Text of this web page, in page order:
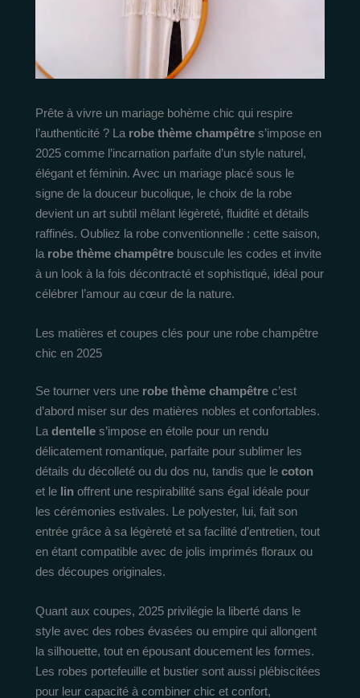
Prête à vivre un mariage bohème chic qui respire
l’authenticité ? La robe thème champêtre s’impose en
2025 comme l’incarnation parfaite d’un style naturel,
élégant et féminin. Avec un mariage placé sous le
signe de la douceur bucolique, le choix de la robe
devient un art subtil mêlant légèreté, fluidité et détails
raffinés. Oubliez la robe conventionnelle : cette saison,
la robe thème champêtre bouscule les codes et invite
à un look à la fois décontracté et sophistiqué, idéal pour
célébrer l’amour au cœur de la nature.
Les matières et coupes clés pour une robe champêtre
chic en 2025
Se tourner vers une robe thème champêtre c’est
d’abord miser sur des matières nobles et confortables.
Ladentelle s’impose en étoile pour un rendu
délicatement romantique, parfaite pour sublimer les
détails du décolleté ou du dos nu, tandis que le coton
et le lin offrent une respirabilité sans égal idéale pour
les cérémonies estivales. Le polyester, lui, fait son
entrée grâce à sa légèreté et sa facilité d’entretien, tout
en étant compatible avec de jolis imprimés floraux ou
des découpes originales.
Quant aux coupes, 2025 privilégie la liberté dans le
style avec des robes évasées ou empire qui allongent
la silhouette, tout en épousant doucement les formes.
Les robes portefeuille et bustier sont aussi plébiscitées
pour leur capacité à combiner chic et confort,